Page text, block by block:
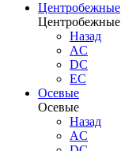
Центробежные
Центробежные
Назад
AC
DC
EC
Осевые
Осевые
Назад
AC